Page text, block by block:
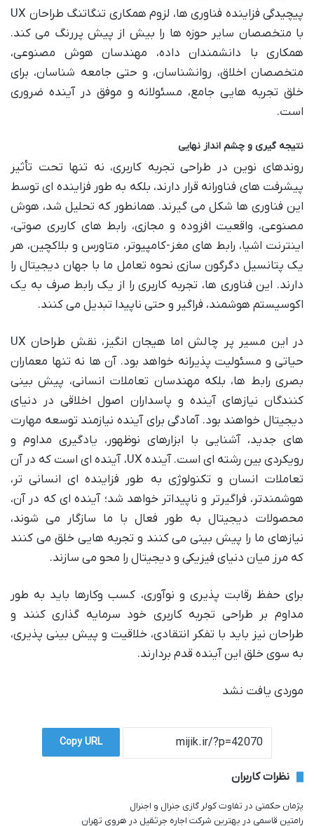
پیچیدگی فزاینده فناوری ها، لزوم همکاری تنگاتنگ طراحان UX
با متخصصان سایر حوزه ها را بیش از پیش پررنگ می کند.
همکاری با دانشمندان داده، مهندسان هوش مصنوعی،
متخصصان اخلاق، روانشناسان، و حتی جامعه شناسان، برای
خلق تجربه هایی جامع، مسئولانه و موفق در آینده ضروری
است.
نتیجه گیری و چشم انداز نهایی
روندهای نوین در طراحی تجربه کاربری، نه تنها تحت تأثیر
پیشرفت های فناورانه قرار دارند، بلکه به طور فزاینده ای توسط
این فناوری ها شکل می گیرند. همانطور که تحلیل شد، هوش
مصنوعی، واقعیت افزوده و مجازی، رابط های کاربری صوتی،
اینترنت اشیا، رابط های مغز-کامپیوتر، متاورس و بلاکچین، هر
یک پتانسیل دگرگون سازی نحوه تعامل ما با جهان دیجیتال را
دارند. این فناوری ها، تجربه کاربری را از یک رابط صرف به یک
اکوسیستم هوشمند، فراگیر و حتی ناپیدا تبدیل می کنند.
در این مسیر پر چالش اما هیجان انگیز، نقش طراحان UX
حیاتی و مسئولیت پذیرانه خواهد بود. آن ها نه تنها معماران
بصری رابط ها، بلکه مهندسان تعاملات انسانی، پیش بینی
کنندگان نیازهای آینده و پاسداران اصول اخلاقی در دنیای
دیجیتال خواهند بود. آمادگی برای آینده نیازمند توسعه مهارت
های جدید، آشنایی با ابزارهای نوظهور، یادگیری مداوم و
رویکردی بین رشته ای است. آینده UX، آینده ای است که در آن
تعاملات انسان و تکنولوژی به طور فزاینده ای انسانی تر،
هوشمندتر، فراگیرتر و ناپیداتر خواهد شد؛ آینده ای که در آن،
محصولات دیجیتال به طور فعال با ما سازگار می شوند،
نیازهای ما را پیش بینی می کنند و تجربه هایی خلق می کنند
که مرز میان دنیای فیزیکی و دیجیتال را محو می سازند.
برای حفظ رقابت پذیری و نوآوری، کسب وکارها باید به طور
مداوم بر طراحی تجربه کاربری خود سرمایه گذاری کنند و
طراحان نیز باید با تفکر انتقادی، خلاقیت و پیش بینی پذیری،
به سوی خلق این آینده قدم بردارند.
موردی یافت نشد
Copy URL
نظرات کاربران
پژمان حکمتی در تفاوت کولر گازی جنرال و اجنرال
رامتین قاسمی در بهترین شرکت اجاره جرثقیل در هروی تهران